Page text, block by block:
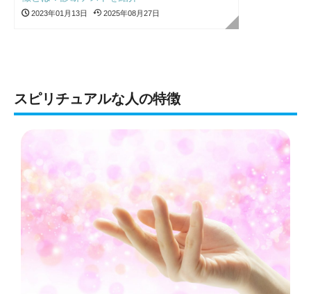
2023年01月13日 2025年08月27日
スピリチュアルな人の特徴